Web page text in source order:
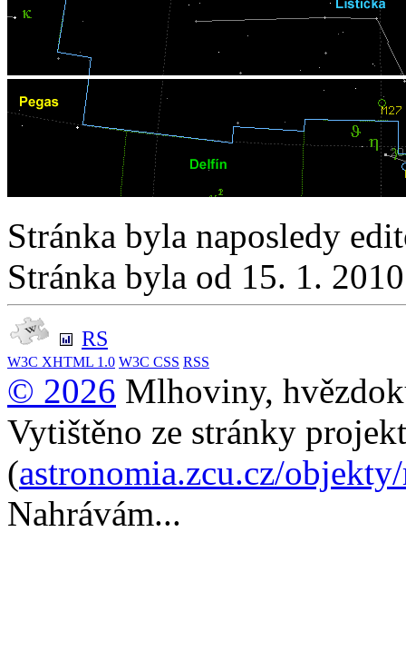
Stránka byla naposledy
Stránka byla od 15. 1.
RS
W3C XHTML 1.0 W3C CSS RSS
© 2026 Mlhoviny,
Vytištěno ze stránky
(astronomia.zcu.cz/
Nahrávám...